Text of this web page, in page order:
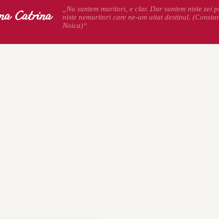
Catrina
„Nu suntem muritori, e clar. Dar suntem niste zei
niste nemuritori care ne-am uitat destinul.
Noica)“